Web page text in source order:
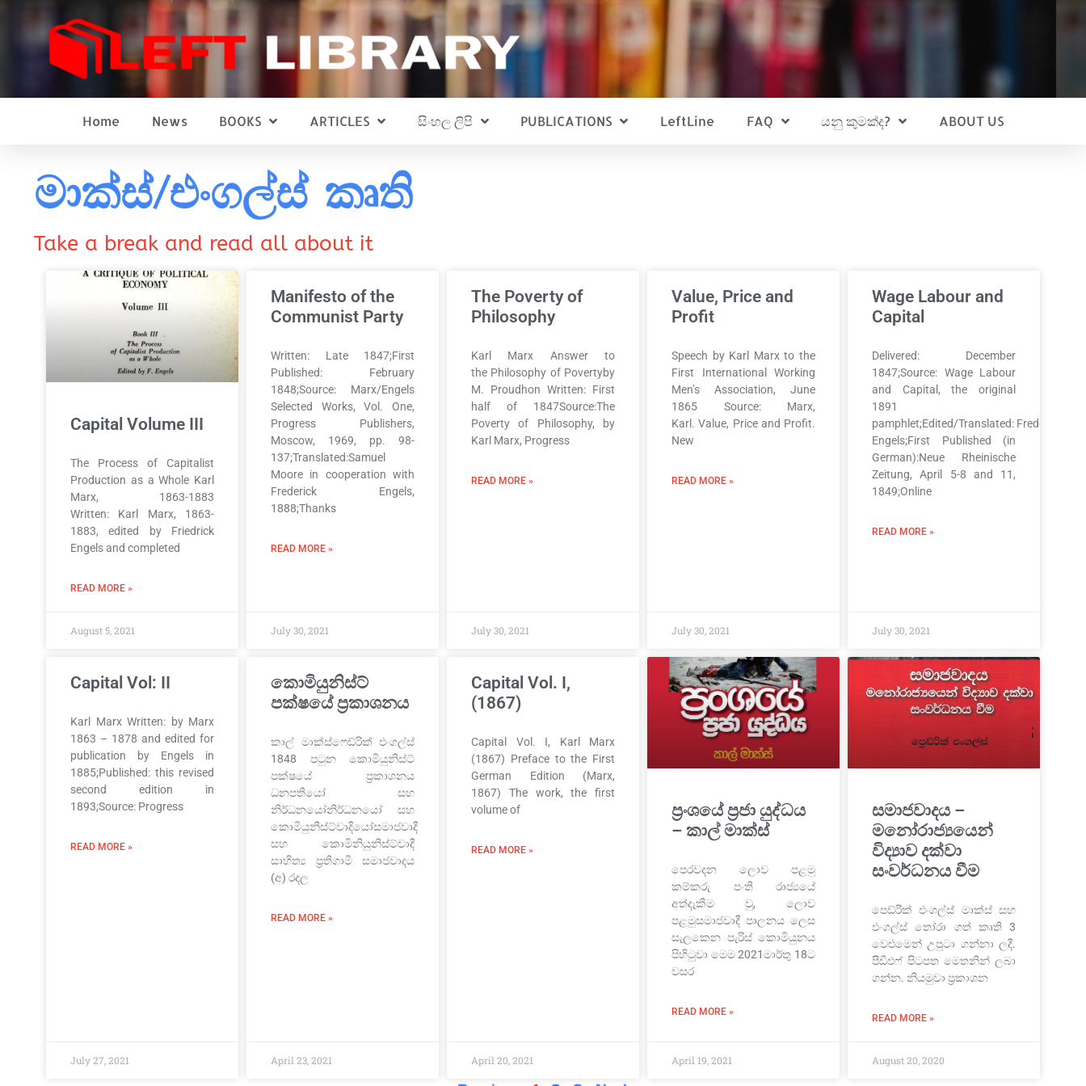
Home News BOOKS ARTICLES සිංහල ලිපි PUBLICATIONS LeftLine FAQ යනු කුමක්ද? ABOUT US
මාක්ස්/එංගල්ස් කෘති
Take a break and read all about it
Capital Volume III
The Process of Capitalist
Production as a Whole Karl
Marx, 1863-1883
Written: Karl Marx, 1863-
1883, edited by Friedrick
Engels and completed
READ MORE »
August 5, 2021
Manifesto of the
Communist Party
Written: Late 1847;First
Published: February
1848;Source: Marx/Engels
Selected Works, Vol. One,
Progress Publishers,
Moscow, 1969, pp. 98-
137;Translated:Samuel
Moore in cooperation with
Frederick Engels,
1888;Thanks
READ MORE »
July 30, 2021
The Poverty of
Philosophy
Karl Marx Answer to
the Philosophy of Povertyby
M. Proudhon Written: First
half of 1847Source:The
Poverty of Philosophy, by
Karl Marx, Progress
READ MORE »
July 30, 2021
Value, Price and
Profit
Speech by Karl Marx to the
First International Working
Men’s Association, June
1865 Source: Marx,
Karl. Value, Price and Profit.
New
READ MORE »
July 30, 2021
Wage Labour and
Capital
Delivered: December
1847;Source: Wage Labour
and Capital, the original
1891
pamphlet;Edited/Translated: Frederick
Engels;First Published (in
German):Neue Rheinische
Zeitung, April 5-8 and 11,
1849;Online
READ MORE »
July 30, 2021
Capital Vol: II
Karl Marx Written: by Marx
1863 – 1878 and edited for
publication by Engels in
1885;Published: this revised
second edition in
1893;Source: Progress
READ MORE »
July 27, 2021
කොමියුනිස්ට්
පක්ෂයේ ප්‍රකාශනය
කාල් මාක්ස්ෆෙඩ්රික් එංගල්ස්
1848 පටුන කොමියුනිස්ට්
පක්ෂයේ ප්‍රකාශනය
ධනපතියෝ සහ
නිර්ධනයෝනිර්ධනයෝ සහ
කොමියුනිස්ට්වාදියෝසමාජවාදී
සහ කොමිනියුනිස්ට්වාදී
සාහිත්‍ය ප්‍රතිගාමී සමාජවාදය
(අ) රදල
READ MORE »
April 23, 2021
Capital Vol. I,
(1867)
Capital Vol. I, Karl Marx
(1867) Preface to the First
German Edition (Marx,
1867) The work, the first
volume of
READ MORE »
April 20, 2021
ප්‍රංශයේ ප්‍රජා යුද්ධය
– කාල් මාක්ස්
පෙරවදන ලොව පළමු
කම්කරු පංති රාජ්‍යයේ
අත්දැකීම වු, ලොව
පළමුසමාජවාදී පාලනය ලෙස
සැලකෙන පැරිස් කොමියුනය
පිහිටුවා මෙම 2021මාර්තු 18ට
වසර
READ MORE »
April 19, 2021
සමාජවාදය –
මනෝරාජ්‍යයෙන්
විද්‍යාව දක්වා
සංවර්ධනය වීම
පෙඩ්රික් එංගල්ස් මාක්ස් සහ
එංගල්ස් තෝරා ගත් කෘති 3
වෙළුමෙන් උපුටා ගන්නා ලදී.
පීඩීඑෆ් පිටපත මෙතනින් ලබා
ගන්න. නියමුවා ප්‍රකාශන
READ MORE »
August 20, 2020